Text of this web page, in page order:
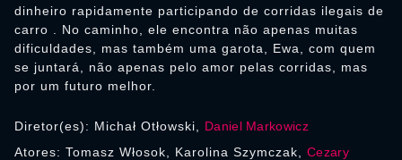
dinheiro rapidamente participando de corridas ilegais de
carro . No caminho, ele encontra não apenas muitas
dificuldades, mas também uma garota, Ewa, com quem
se juntará, não apenas pelo amor pelas corridas, mas
por um futuro melhor.
Diretor(es): Michał Otłowski, Daniel Markowicz
Atores: Tomasz Włosok, Karolina Szymczak, Cezary